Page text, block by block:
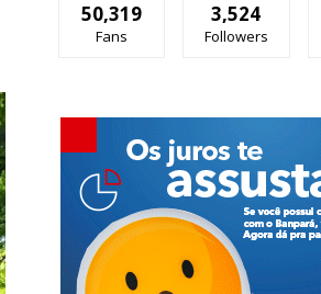
50,319
Fans
3,524
Followers